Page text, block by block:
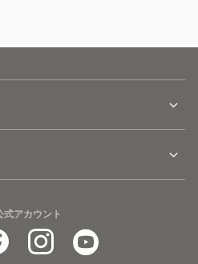
式アカウント